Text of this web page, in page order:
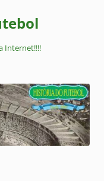
Internet!!!!